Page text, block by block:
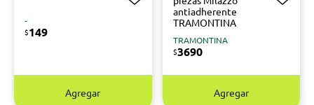
-
$149
Agregar
antiadherente
TRAMONTINA
TRAMONTINA
$3690
Agregar